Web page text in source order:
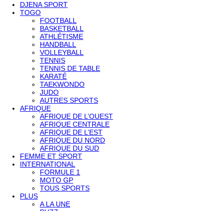
DJENA SPORT
TOGO
FOOTBALL
BASKETBALL
ATHLÉTISME
HANDBALL
VOLLEYBALL
TENNIS
TENNIS DE TABLE
KARATÉ
TAEKWONDO
JUDO
AUTRES SPORTS
AFRIQUE
AFRIQUE DE L’OUEST
AFRIQUE CENTRALE
AFRIQUE DE L’EST
AFRIQUE DU NORD
AFRIQUE DU SUD
FEMME ET SPORT
INTERNATIONAL
FORMULE 1
MOTO GP
TOUS SPORTS
PLUS
A LA UNE